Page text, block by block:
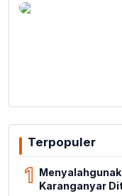
Terpopuler
1 Karanganyar